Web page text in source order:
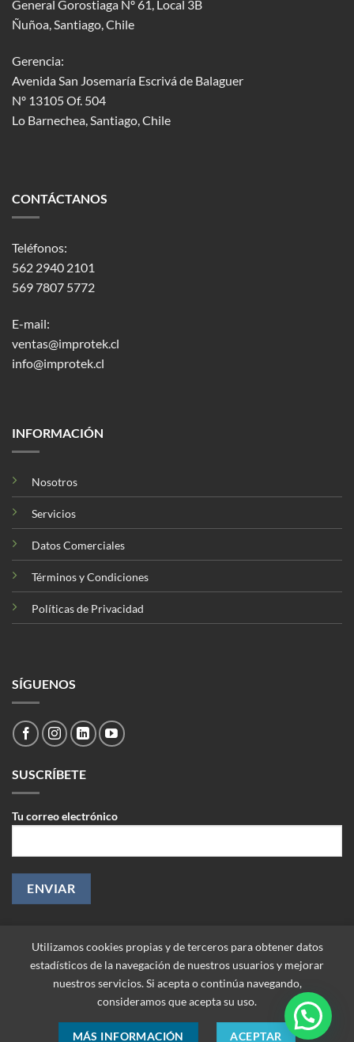
General Gorostiaga Nº 61, Local 3B
Ñuñoa, Santiago, Chile
Gerencia:
Avenida San Josemaría Escrivá de Balaguer
Nº 13105 Of. 504
Lo Barnechea, Santiago, Chile
CONTÁCTANOS
Teléfonos:
562 2940 2101
569 7807 5772
E-mail:
ventas@improtek.cl
info@improtek.cl
INFORMACIÓN
Nosotros
Servicios
Datos Comerciales
Términos y Condiciones
Políticas de Privacidad
SÍGUENOS
SUSCRÍBETE
Tu correo electrónico
Utilizamos cookies propias y de terceros para obtener datos
estadísticos de la navegación de nuestros usuarios y mejorar
nuestros servicios. Si acepta o continúa navegando,
consideramos que acepta su uso.
MÁS INFORMACIÓN ACEPTAR